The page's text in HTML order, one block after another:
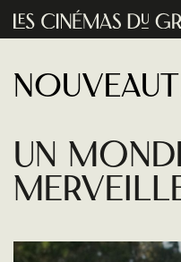
Aller au contenu principal
Un